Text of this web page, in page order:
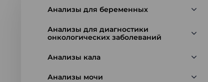
Анализы для беременных
Анализы для диагностики
онкологических заболеваний
Анализы кала
Анализы мочи